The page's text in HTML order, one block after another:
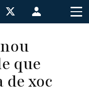
Menú
de
usuario
que
xoc